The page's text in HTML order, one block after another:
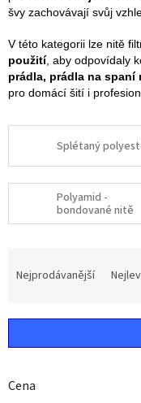
švy zachovávají svůj
V této kategorii lze nitě
použití, aby odpovídaly
prádla, prádla na spaní
pro domácí šití i
Splétaný
Polyamid -
bondované nitě
í
r
Nejprodávanější
Cena